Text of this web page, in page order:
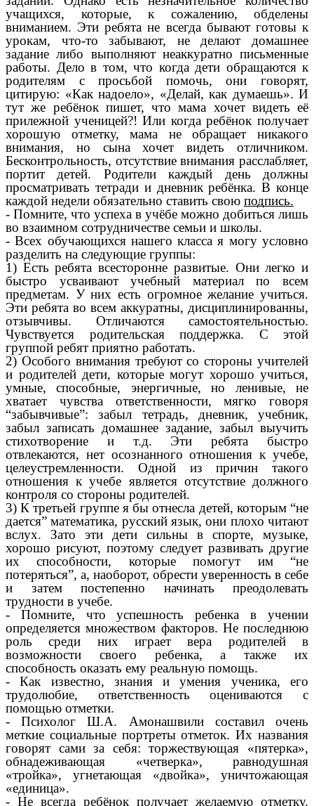
учащихся, которые, к сожалению, обделены
вниманием. Эти ребята не всегда бывают готовы к
урокам, что-то забывают, не делают домашнее
задание либо выполняют неаккуратно письменные
работы. Дело в том, что когда дети обращаются к
родителям с просьбой помочь, они говорят,
цитирую: «Как надоело», «Делай, как думаешь». И
тут же ребёнок пишет, что мама хочет видеть её
прилежной ученицей?! Или когда ребёнок получает
хорошую отметку, мама не обращает никакого
внимания, но сына хочет видеть отличником.
Бесконтрольность, отсутствие внимания расслабляет,
портит детей. Родители каждый день должны
просматривать тетради и дневник ребёнка. В конце
каждой недели обязательно ставить свою подпись.
- Помните, что успеха в учёбе можно добиться лишь
во взаимном сотрудничестве семьи и школы.
- Всех обучающихся нашего класса я могу условно
разделить на следующие группы:
1) Есть ребята всесторонне развитые. Они легко и
быстро усваивают учебный материал по всем
предметам. У них есть огромное желание учиться.
Эти ребята во всем аккуратны, дисциплинированны,
отзывчивы. Отличаются самостоятельностью.
Чувствуется родительская поддержка. С этой
группой ребят приятно работать.
2) Особого внимания требуют со стороны учителей
и родителей дети, которые могут хорошо учиться,
умные, способные, энергичные, но ленивые, не
хватает чувства ответственности, мягко говоря
“забывчивые”: забыл тетрадь, дневник, учебник,
забыл записать домашнее задание, забыл выучить
стихотворение и т.д. Эти ребята быстро
отвлекаются, нет осознанного отношения к учебе,
целеустремленности. Одной из причин такого
отношения к учебе является отсутствие должного
контроля со стороны родителей.
3) К третьей группе я бы отнесла детей, которым “не
дается” математика, русский язык, они плохо читают
вслух. Зато эти дети сильны в спорте, музыке,
хорошо рисуют, поэтому следует развивать другие
их способности, которые помогут им “не
потеряться”, а, наоборот, обрести уверенность в себе
и затем постепенно начинать преодолевать
трудности в учебе.
- Помните, что успешность ребенка в учении
определяется множеством факторов. Не последнюю
роль среди них играет вера родителей в
возможности своего ребенка, а также их
способность оказать ему реальную помощь.
- Как известно, знания и умения ученика, его
трудолюбие, ответственность оцениваются с
помощью отметки.
- Психолог Ш.А. Амонашвили составил очень
меткие социальные портреты отметок. Их названия
говорят сами за себя: торжествующая «пятерка»,
обнадеживающая «четверка», равнодушная
«тройка», угнетающая «двойка», уничтожающая
«единица».
- Не всегда ребёнок получает желаемую отметку.